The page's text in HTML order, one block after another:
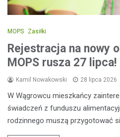
MOPS Zasiłki
Rejestracja na nowy
MOPS rusza 27 lipca!
Kamil Nowakowski 28 lipca 2026
W Wągrowcu mieszkańcy
świadczeń z funduszu
rodzinnego muszą przygotować